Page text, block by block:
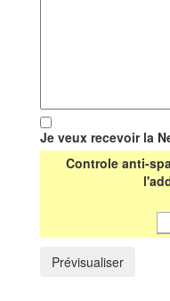
Je veux recevoir la
Controle anti-